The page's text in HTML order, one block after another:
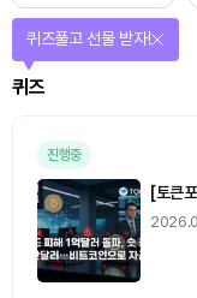
미션
매일 미션을 완료하고 보상
기사 스탬프